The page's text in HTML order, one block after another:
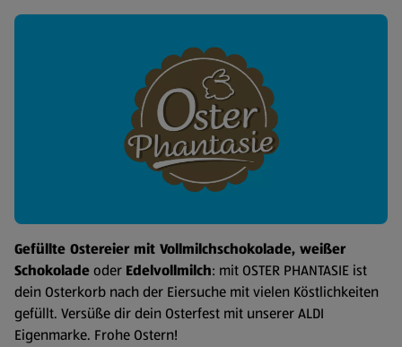
Gefüllte Ostereier mit Vollmilchschokolade, weißer
Schokoladeoder Edelvollmilch: mit OSTER PHANTASIE ist
dein Osterkorb nach der Eiersuche mit vielen Köstlichkeiten
gefüllt. Versüße dir dein Osterfest mit unserer ALDI
Eigenmarke. Frohe Ostern!